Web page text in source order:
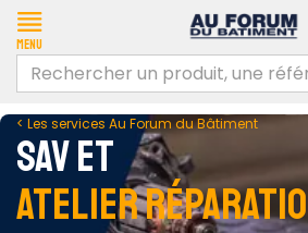
Menu
< Les services Au Forum du Bâtiment
SAV ET
ATELIER